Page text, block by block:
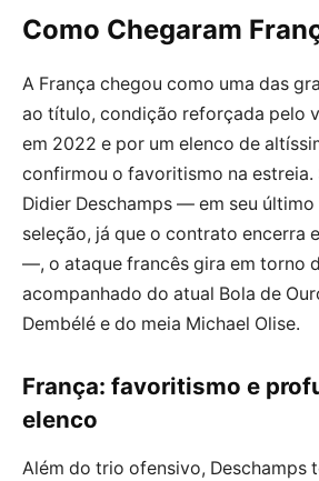
Como Chegaram
A França chegou como uma das
ao título, condição reforçada pelo
em 2022 e por um elenco de
confirmou o favoritismo na estreia.
Didier Deschamps — em seu
seleção, já que o contrato encerra
—, o ataque francês gira em torno
acompanhado do atual Bola de
Dembélé e do meia Michael Olise.
França: favoritismo e
elenco
Além do trio ofensivo, Deschamps